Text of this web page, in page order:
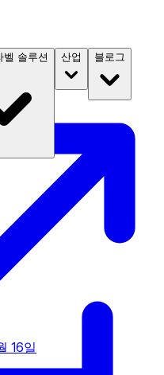
벨 솔루션 산업 블로그
16일